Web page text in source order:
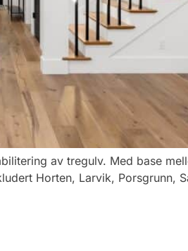
av tregulv. Med base
Horten, Larvik, Porsgrunn,